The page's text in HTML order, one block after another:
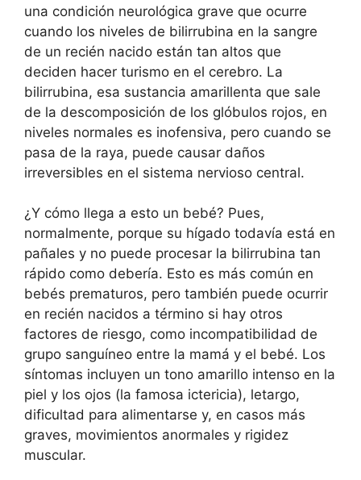
una condición neurológica grave que ocurre
cuando los niveles de bilirrubina en la sangre
de un recién nacido están tan altos que
deciden hacer turismo en el cerebro. La
bilirrubina, esa sustancia amarillenta que sale
de la descomposición de los glóbulos rojos, en
niveles normales es inofensiva, pero cuando se
pasa de la raya, puede causar daños
irreversibles en el sistema nervioso central.
¿Y cómo llega a esto un bebé? Pues,
normalmente, porque su hígado todavía está en
pañales y no puede procesar la bilirrubina tan
rápido como debería. Esto es más común en
bebés prematuros, pero también puede ocurrir
en recién nacidos a término si hay otros
factores de riesgo, como incompatibilidad de
grupo sanguíneo entre la mamá y el bebé. Los
síntomas incluyen un tono amarillo intenso en la
piel y los ojos (la famosa ictericia), letargo,
dificultad para alimentarse y, en casos más
graves, movimientos anormales y rigidez
muscular.